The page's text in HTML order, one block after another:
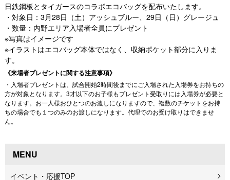
日鉄鋼板とタイガースのコラボエコバッグを配布いたします。
・対象日：3月28日（土）アッシュブルー、29日（日）グレージュ
・数量：内野エリア入場者全員にプレゼント
※写真はイメージです
※イラストはエコバッグ本体ではなく、収納ポケット部分に入りま
す。
《来場者プレゼントに関する注意事項》
・入場者プレゼントは、試合開始2時間後までにご入場された入場券をお持ちの
方が対象となります。3才以下のお子様もプレゼント受取りには入場券が必要と
なります。お一人様おひとつのお渡しになりますので、複数のチケットをお持
ちの場合でも１つのみのお渡しになります。代理でのお受け取りはできませ
ん。
MENU
イベント・応援TOP